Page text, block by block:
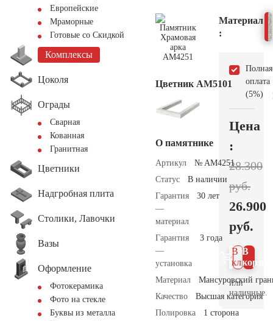
Европейские
Мраморные
Готовые со Скидкой
Комплексы
Цоколя
Ограды
Сварная
Кованная
Гранитная
Цветники
Надгробная плита
Столики, Лавочки
Вазы
Оформление
Фотокерамика
Фото на стекле
Буквы из металла
Цветник АМ5101
О памятнике
Артикул
№ AM4251
Статус
В наличии
Гарантия
—
материал
30 лет
Гарантия
—
установка
3 года
Материал
Мансуровский
Качество
Высшая категория
Полировка
1 сторона
Материал
:
Полная
оплата
(5%)
Цена
:
28.300
руб.
26.900
руб.
В
В 1
клик
или
наличные.